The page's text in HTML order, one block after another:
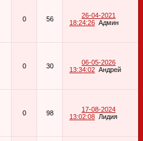
0
56
26-04-2021
18:24:26 Админ
0 30
06-05-2026
13:34:02 Андрей
0 98
17-08-2024
13:02:08 Лидия